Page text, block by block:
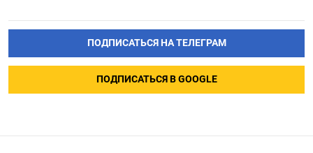
ПОДПИСАТЬСЯ НА ТЕЛЕГРАМ
ПОДПИСАТЬСЯ В GOOGLE